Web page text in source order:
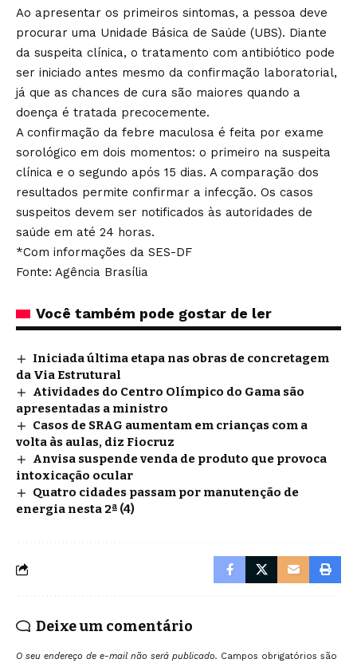
Ao apresentar os primeiros sintomas, a pessoa deve
procurar uma Unidade Básica de Saúde (UBS). Diante
da suspeita clínica, o tratamento com antibiótico pode
ser iniciado antes mesmo da confirmação laboratorial,
já que as chances de cura são maiores quando a
doença é tratada precocemente.
A confirmação da febre maculosa é feita por exame
sorológico em dois momentos: o primeiro na suspeita
clínica e o segundo após 15 dias. A comparação dos
resultados permite confirmar a infecção. Os casos
suspeitos devem ser notificados às autoridades de
saúde em até 24 horas.
*Com informações da SES-DF
Fonte: Agência Brasília
Você também pode gostar de ler
Iniciada última etapa nas obras de concretagem
da Via Estrutural
Atividades do Centro Olímpico do Gama são
apresentadas a ministro
Casos de SRAG aumentam em crianças com a
volta às aulas, diz Fiocruz
Anvisa suspende venda de produto que provoca
intoxicação ocular
Quatro cidades passam por manutenção de
energia nesta 2ª (4)
Deixe um comentário
O seu endereço de e-mail não será publicado. Campos obrigatórios são